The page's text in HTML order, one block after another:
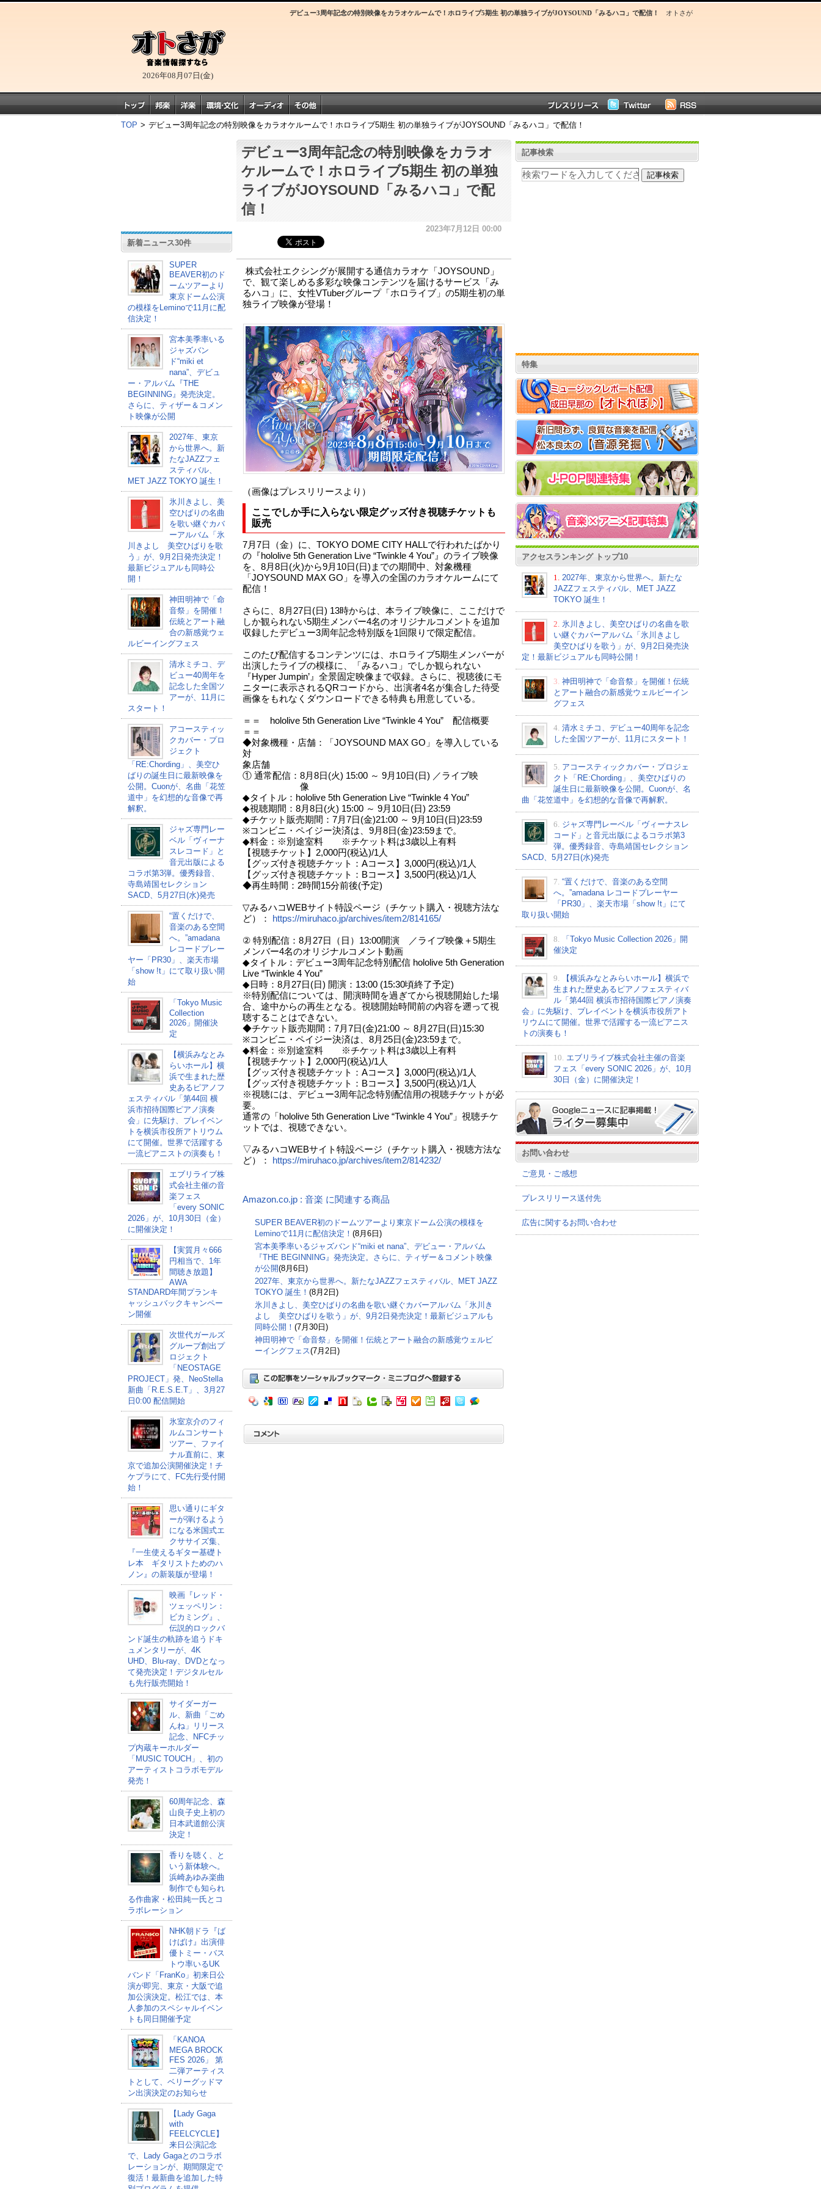
2026年08月07日(金)
オトさが
デビュー3周年記念の特別映像をカラオケルームで！ホロライブ5期生 初の単独ライブがJOYSOUND「みるハコ」で配信！
TOP > デビュー3周年記念の特別映像をカラオケルームで！ホロライブ5期生 初の単独ライブがJOYSOUND「みるハコ」で配信！
新着ニュース30件
SUPER
BEAVER初のド
ームツアーより
東京ドーム公演
の模様をLeminoで11月に配
信決定！
宮本美季率いる
ジャズバン
ド“miki et
nana”、デビュ
ー・アルバム『THE
BEGINNING』発売決定。
さらに、ティザー＆コメン
ト映像が公開
2027年、東京
から世界へ。新
たなJAZZフェ
スティバル、
MET JAZZ TOKYO 誕生！
氷川きよし、美
空ひばりの名曲
を歌い継ぐカバ
ーアルバム「氷
川きよし 美空ひばりを歌
う」が、9月2日発売決定！
最新ビジュアルも同時公
開！
神田明神で「命
音祭」を開催！
伝統とアート融
合の新感覚ウェ
ルビーイングフェス
清水ミチコ、デ
ビュー40周年を
記念した全国ツ
アーが、11月に
スタート！
アコースティッ
クカバー・プロ
ジェクト
「RE:Chording」、美空ひ
ばりの誕生日に最新映像を
公開。Cuonが、名曲「花笠
道中」を幻想的な音像で再
解釈。
ジャズ専門レー
ベル「ヴィーナ
スレコード」と
音元出版による
コラボ第3弾。優秀録音、
寺島靖国セレクション
SACD、5月27日(水)発売
“置くだけで、
音楽のある空間
へ。”amadana
レコードプレー
ヤー「PR30」、楽天市場
「show !t」にて取り扱い開
始
「Tokyo Music
Collection
2026」開催決
定
【横浜みなとみ
らいホール】横
浜で生まれた歴
史あるピアノフ
ェスティバル「第44回 横
浜市招待国際ピアノ演奏
会」に先駆け、プレイベン
トを横浜市役所アトリウム
にて開催。世界で活躍する
一流ピアニストの演奏も！
エブリライブ株
式会社主催の音
楽フェス
「every SONIC
2026」が、10月30日（金）
に開催決定！
【実質月々666
円相当で、1年
間聴き放題】
AWA
STANDARD年間プランキ
ャッシュバックキャンペー
ン開催
次世代ガールズ
グループ創出プ
ロジェクト
「NEOSTAGE
PROJECT」発、NeoStella
新曲「R.E.S.E.T」、3月27
日0:00 配信開始
氷室京介のフィ
ルムコンサート
ツアー、ファイ
ナル直前に、東
京で追加公演開催決定！チ
ケプラにて、FC先行受付開
始！
思い通りにギタ
ーが弾けるよう
になる米国式エ
クササイズ集、
『一生使えるギター基礎ト
レ本 ギタリストためのハ
ノン』の新装版が登場！
映画『レッド・
ツェッペリン：
ビカミング』、
伝説的ロックバ
ンド誕生の軌跡を追うドキ
ュメンタリーが、4K
UHD、Blu-ray、DVDとなっ
て発売決定！デジタルセル
も先行販売開始！
サイダーガー
ル、新曲「ごめ
んね」リリース
記念、NFCチッ
プ内蔵キーホルダー
「MUSIC TOUCH」、初の
アーティストコラボモデル
発売！
60周年記念、森
山良子史上初の
日本武道館公演
決定！
香りを聴く、と
いう新体験へ。
浜崎あゆみ楽曲
制作でも知られ
る作曲家・松田純一氏とコ
ラボレーション
NHK朝ドラ『ば
けばけ』出演俳
優トミー・バス
トウ率いるUK
バンド「FranKo」初来日公
演が即完、東京・大阪で追
加公演決定。松江では、本
人参加のスペシャルイベン
トも同日開催予定
「KANOA
MEGA BROCK
FES 2026」 第
二弾アーティス
トとして、ベリーグッドマ
ン出演決定のお知らせ
【Lady Gaga
with
FEELCYCLE】
来日公演記念
で、Lady Gagaとのコラボ
レーションが、期間限定で
復活！最新曲を追加した特
デビュー3周年記念の特別映像をカラオ
ケルームで！ホロライブ5期生 初の単独
ライブがJOYSOUND「みるハコ」で配
信！
2023年7月12日 00:00
株式会社エクシングが展開する通信カラオケ「JOYSOUND」
で、観て楽しめる多彩な映像コンテンツを届けるサービス「み
るハコ」に、女性VTuberグループ「ホロライブ」の5期生初の単
独ライブ映像が登場！
（画像はプレスリリースより）
ここでしか手に入らない限定グッズ付き視聴チケットも
販売
7月7日（金）に、TOKYO DOME CITY HALLで行われたばかり
の『hololive 5th Generation Live “Twinkle 4 You”』のライブ映像
を、8月8日(火)から9月10日(日)までの期間中、対象機種
「JOYSOUND MAX GO」を導入の全国のカラオケルームにて
配信！
さらに、8月27日(日) 13時からは、本ライブ映像に、ここだけで
しか観られない5期生メンバー4名のオリジナルコメントを追加
収録したデビュー3周年記念特別版を1回限りで限定配信。
このたび配信するコンテンツには、ホロライブ5期生メンバーが
出演したライブの模様に、「みるハコ」でしか観られない
『Hyper Jumpin’』全景固定映像まで収録。さらに、視聴後にモ
ニターに表示されるQRコードから、出演者4名が集合した待受
画像をもれなくダウンロードできる特典も用意している。
＝＝ hololive 5th Generation Live “Twinkle 4 You” 配信概要
＝＝
◆対象機種・店舗：「JOYSOUND MAX GO」を導入している
対
象店舗
① 通常配信：8月8日(火) 15:00 ～ 9月10日(日) ／ライブ映
像
◆タイトル：hololive 5th Generation Live “Twinkle 4 You”
◆視聴期間：8月8日(火) 15:00 ～ 9月10日(日) 23:59
◆チケット販売期間：7月7日(金)21:00 ～ 9月10日(日)23:59
※コンビニ・ペイジー決済は、9月8日(金)23:59まで。
◆料金：※別途室料 ※チケット料は3歳以上有料
【視聴チケット】2,000円(税込)/1人
【グッズ付き視聴チケット：Aコース】3,000円(税込)/1人
【グッズ付き視聴チケット：Bコース】3,500円(税込)/1人
◆再生時間：2時間15分前後(予定)
▽みるハコWEBサイト特設ページ（チケット購入・視聴方法な
ど）：
https://miruhaco.jp/archives/item2/814165/
② 特別配信：8月27日（日）13:00開演 ／ライブ映像＋5期生
メンバー4名のオリジナルコメント動画
◆タイトル：デビュー3周年記念特別配信 hololive 5th Generation
Live “Twinkle 4 You”
◆日時：8月27日(日) 開演：13:00 (15:30頃終了予定)
※特別配信については、開演時間を過ぎてから視聴開始した場
合、途中からの再生となる。視聴開始時間前の内容を遡って視
聴することはできない。
◆チケット販売期間：7月7日(金)21:00 ～ 8月27日(日)15:30
※コンビニ・ペイジー決済は、8月25日(金)23:59まで。
◆料金：※別途室料 ※チケット料は3歳以上有料
【視聴チケット】2,000円(税込)/1人
【グッズ付き視聴チケット：Aコース】3,000円(税込)/1人
【グッズ付き視聴チケット：Bコース】3,500円(税込)/1人
※視聴には、デビュー3周年記念特別配信用の視聴チケットが必
要。
通常の「hololive 5th Generation Live “Twinkle 4 You”」視聴チケ
ットでは、視聴できない。
▽みるハコWEBサイト特設ページ（チケット購入・視聴方法な
ど）：
https://miruhaco.jp/archives/item2/814232/
Amazon.co.jp : 音楽 に関連する商品
SUPER BEAVER初のドームツアーより東京ドーム公演の模様を
Leminoで11月に配信決定！ (8月6日)
宮本美季率いるジャズバンド“miki et nana”、デビュー・アルバム
『THE BEGINNING』発売決定。さらに、ティザー＆コメント映像
が公開(8月6日)
2027年、東京から世界へ。新たなJAZZフェスティバル、MET JAZZ
TOKYO 誕生！ (8月2日)
氷川きよし、美空ひばりの名曲を歌い継ぐカバーアルバム「氷川き
よし 美空ひばりを歌う」が、9月2日発売決定！最新ビジュアルも
同時公開！ (7月30日)
神田明神で「命音祭」を開催！伝統とアート融合の新感覚ウェルビ
ーイングフェス(7月2日)
記事検索
特集
アクセスランキング トップ10
1.
2027年、東京から世界へ。新たな
JAZZフェスティバル、MET JAZZ
TOKYO 誕生！
2. 氷川きよし、美空ひばりの名曲を歌
い継ぐカバーアルバム「氷川きよし
美空ひばりを歌う」が、9月2日発売決
定！最新ビジュアルも同時公開！
3. 神田明神で「命音祭」を開催！伝統
とアート融合の新感覚ウェルビーイン
グフェス
4. 清水ミチコ、デビュー40周年を記念
した全国ツアーが、11月にスタート！
5. アコースティックカバー・プロジェ
クト「RE:Chording」、美空ひばりの
誕生日に最新映像を公開。Cuonが、名
曲「花笠道中」を幻想的な音像で再解釈。
6. ジャズ専門レーベル「ヴィーナスレ
コード」と音元出版によるコラボ第3
弾。優秀録音、寺島靖国セレクション
SACD、5月27日(水)発売
7. “置くだけで、音楽のある空間
へ。”amadana レコードプレーヤー
「PR30」、楽天市場「show !t」にて
取り扱い開始
8.
「Tokyo Music Collection 2026」開
催決定
9.
【横浜みなとみらいホール】横浜で
生まれた歴史あるピアノフェスティバ
ル「第44回 横浜市招待国際ピアノ演奏
会」に先駆け、プレイベントを横浜市役所アト
リウムにて開催。世界で活躍する一流ピアニス
トの演奏も！
10. エブリライブ株式会社主催の音楽
フェス「every SONIC 2026」が、10月
30日（金）に開催決定！
お問い合わせ
ご意見・ご感想
プレスリリース送付先
広告に関するお問い合わせ